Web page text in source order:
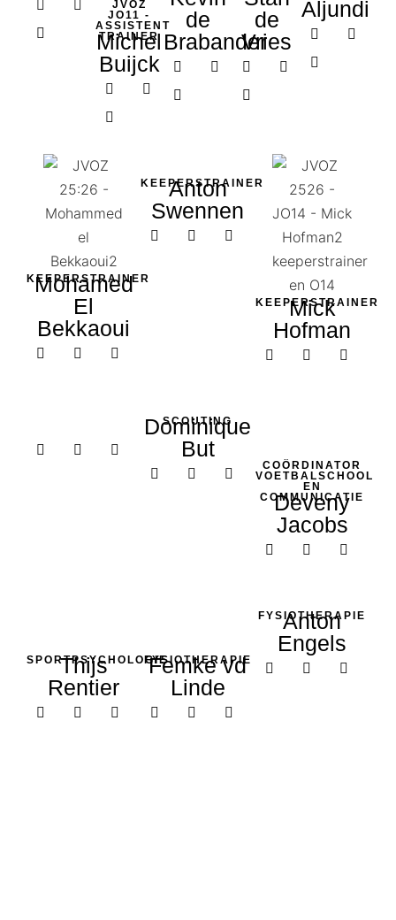
JVOZ
JO11 -
ASSISTENT
TRAINER​
Michel
Buijck
de
Brabander
de
Vries
Aljundi
KEEPERSTRAINER​
Mohamed
El
Bekkaoui
KEEPERSTRAINER​
Anton
Swennen
KEEPERSTRAINER​
Mick
Hofman
SCOUTING
Dominique
But
COÖRDINATOR
VOETBALSCHOOL
EN
COMMUNICATIE
Deveny
Jacobs
SPORTPSYCHOLOGIE
Thijs
Rentier
FYSIOTHERAPIE
Femke vd
Linde
FYSIOTHERAPIE
Anton
Engels